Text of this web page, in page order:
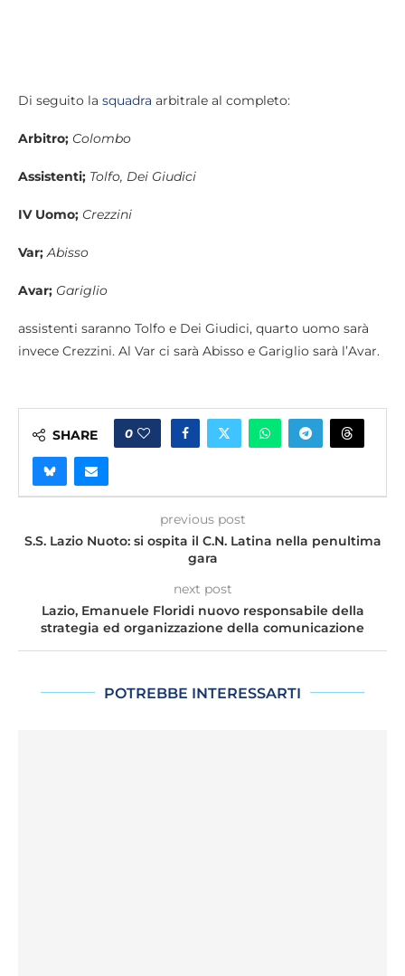
Di seguito la squadra arbitrale al completo:
Arbitro; Colombo
Assistenti; Tolfo, Dei Giudici
IV Uomo; Crezzini
Var; Abisso
Avar; Gariglio
assistenti saranno Tolfo e Dei Giudici, quarto uomo sarà
invece Crezzini. Al Var ci sarà Abisso e Gariglio sarà l’Avar.
SHARE 0
previous post
S.S. Lazio Nuoto: si ospita il C.N. Latina nella penultima
gara
next post
Lazio, Emanuele Floridi nuovo responsabile della
strategia ed organizzazione della comunicazione
POTREBBE INTERESSARTI